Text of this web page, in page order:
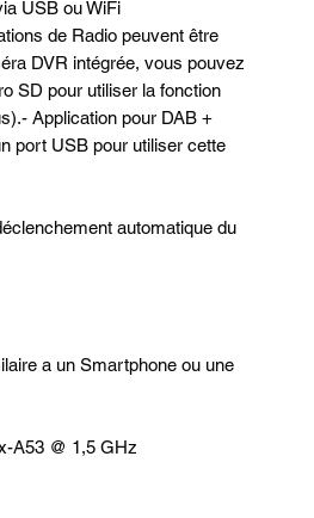
USB ou WiFi
de Radio peuvent être
DVR intégrée, vous pouvez
SD pour utiliser la fonction
Application pour DAB +
port USB pour utiliser cette
automatique du
a un Smartphone ou une
A53 @ 1,5 GHz